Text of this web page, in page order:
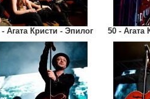
- Агата Кристи - Эпилог 50 - Агата